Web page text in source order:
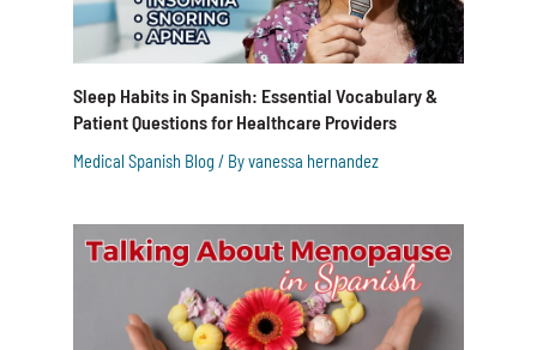
Sleep Habits in Spanish: Essential Vocabulary &
Patient Questions for Healthcare Providers
Medical Spanish Blog / Byvanessa hernandez